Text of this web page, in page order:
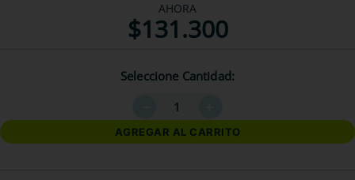
AHORA
$131.300
Seleccione Cantidad
AGREGAR AL CARRITO